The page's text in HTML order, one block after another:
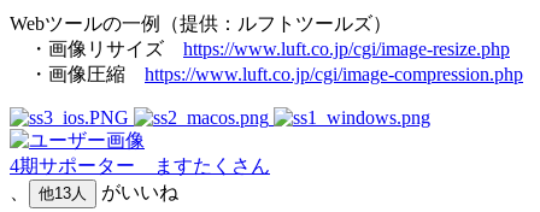
Webツールの一例（提供：ルフトツールズ）
・画像リサイズ https://www.luft.co.jp/cgi/image-resize.php
・画像圧縮 https://www.luft.co.jp/cgi/image-compression.php
4期サポーター ますたくさん
他13人 がいいね